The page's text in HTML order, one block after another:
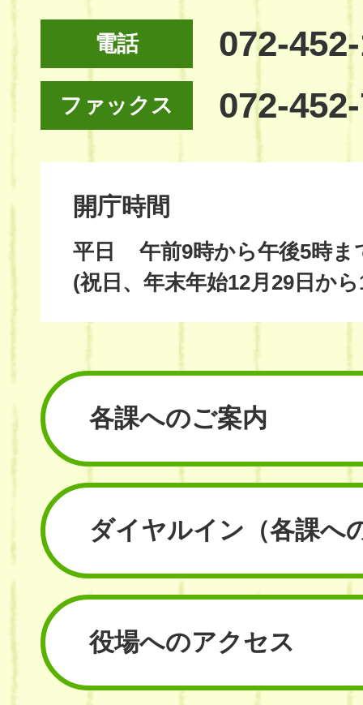
電話 072-
ファックス 072-
開庁時間
平日
午前9時から午後5時ま
(祝日、年末年始12月29日か
各課へのご案内
ダイヤルイン （各課へ
役場へのアクセス